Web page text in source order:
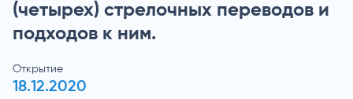
(четырех) стрелочных переводов и
подходов к ним.
Открытие
18.12.2020